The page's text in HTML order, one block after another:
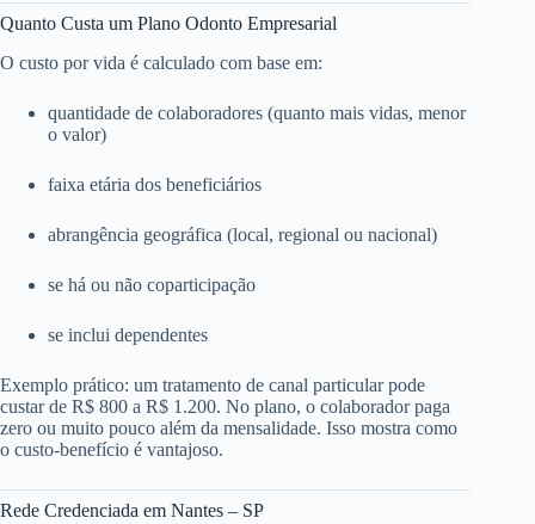
Quanto Custa um Plano Odonto Empresarial
O custo por vida é calculado com base em:
quantidade de colaboradores (quanto mais vidas, menor
o valor)
faixa etária dos beneficiários
abrangência geográfica (local, regional ou nacional)
se há ou não coparticipação
se inclui dependentes
Exemplo prático: um tratamento de canal particular pode
custar de R$ 800 a R$ 1.200. No plano, o colaborador paga
zero ou muito pouco além da mensalidade. Isso mostra como
o custo-benefício é vantajoso.
Rede Credenciada em Nantes – SP